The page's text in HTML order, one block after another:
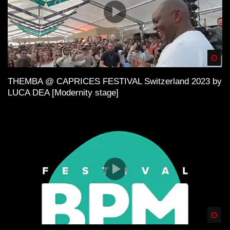
THEMBA @ CAPRICES FESTIVAL Switzerland 2023 by
LUCA DEA [Modernity stage]